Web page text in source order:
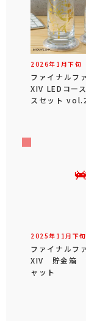
2026年 1 月下旬
ファイナルフ
XIV LEDコー
スセット
2025年 11 月 下旬
ファイナルフ
XIV 貯金箱
ャット